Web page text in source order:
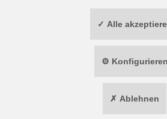
ZAHLUNG / VERSAND
* ALLE PREISE INKL. GESETZL.
✓ Alle
⚙ Konfigurieren
✗ Ablehnen